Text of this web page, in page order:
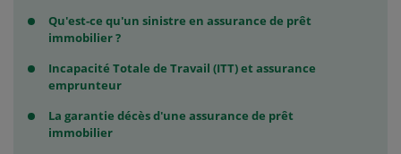
Qu'est-ce qu'un sinistre en assurance de prêt
immobilier ?
Incapacité Totale de Travail (ITT) et assurance
emprunteur
La garantie décès d'une assurance de prêt
immobilier